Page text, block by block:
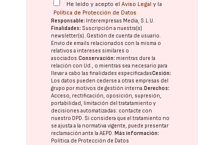
He leído y acepto elAviso Legal y la
Política de Protección de Datos
Responsable: Interempresas Media, S.L.U.
Finalidades: Suscripción a nuestra(s)
newsletter(s). Gestión de cuenta de usuario.
Envío de emails relacionados con la misma o
relativos a intereses similares o
asociados.Conservación: mientras dure la
relación con Ud., o mientras sea necesario para
llevar a cabo las finalidades especificadasCesión:
Los datos pueden cederse a otras empresas del
grupo por motivos de gestión interna. Derechos:
Acceso, rectificación, oposición, supresión,
portabilidad, limitación del tratatamiento y
decisiones automatizadas: contacte con
nuestro DPD. Si considera que el tratamiento no
se ajusta a la normativa vigente, puede presentar
reclamación ante laAEPD. Más información:
Política de Protección de Datos